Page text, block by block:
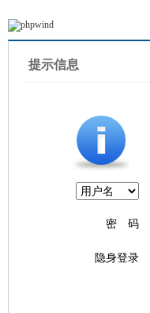
提示信息
密 码
隐身登录